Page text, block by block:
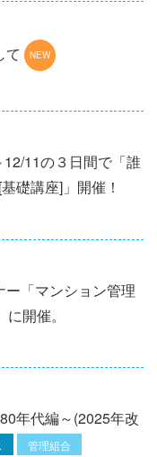
て
12/11の３日間で「誰
礎講座]」開催！
「マンション管理
開催。
年代編～(2025年改
管理組合